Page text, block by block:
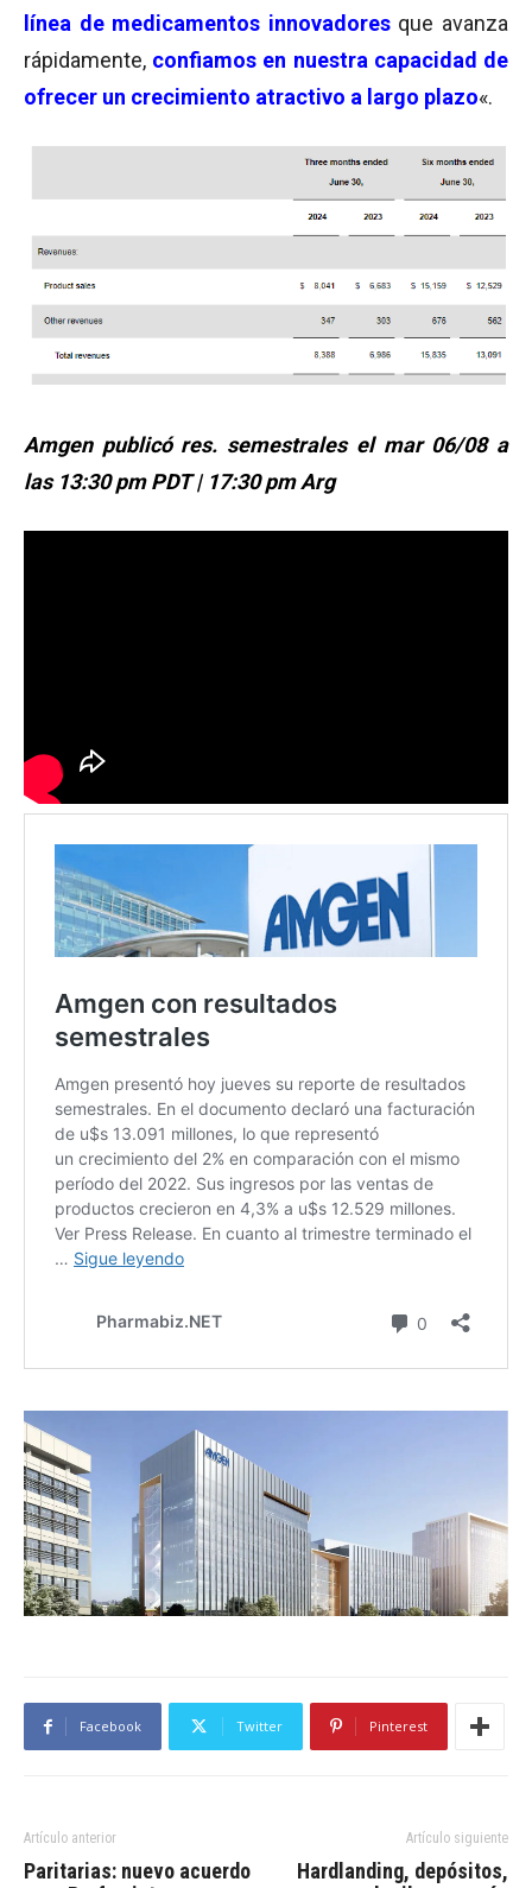
línea de medicamentos innovadoresque avanza
rápidamente, confiamos en nuestra capacidad de
ofrecer un crecimiento atractivo a largo plazo«.
Amgen publicó res. semestrales el mar 06/08 a
las 13:30 pm PDT | 17:30 pm Arg
Facebook Twitter Pinterest
Artículo anterior
Paritarias: nuevo acuerdo
Artículo siguiente
Hardlanding, depósitos,